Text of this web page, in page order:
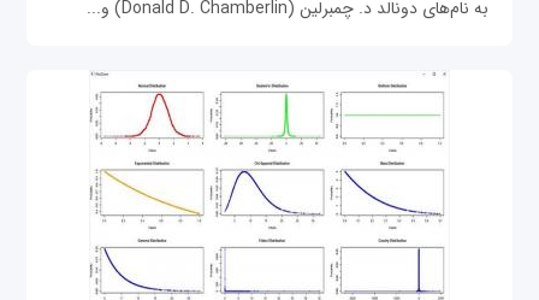
به نام‌های دونالد د. چمبرلین (Donald D. Chamberlin) و...